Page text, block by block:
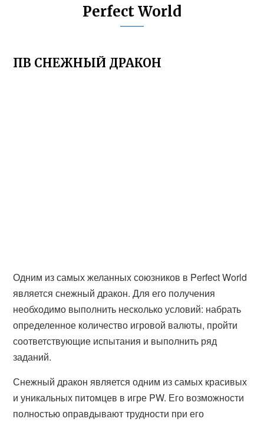
Perfect World
ПВ СНЕЖНЫЙ ДРАКОН
Одним из самых желанных союзников в Perfect World
является снежный дракон. Для его получения
необходимо выполнить несколько условий: набрать
определенное количество игровой валюты, пройти
соответствующие испытания и выполнить ряд
заданий.
Снежный дракон является одним из самых красивых
и уникальных питомцев в игре PW. Его возможности
полностью оправдывают трудности при его